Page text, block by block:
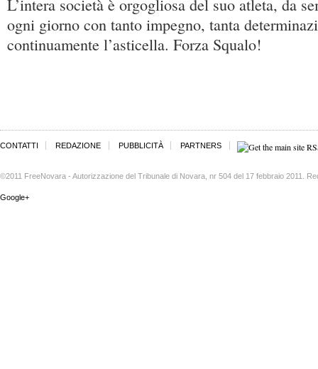
L’intera società è orgogliosa del suo atleta, da
ogni giorno con tanto impegno, tanta
continuamente l’asticella. Forza Squalo!
CONTATTI REDAZIONE PUBBLICITÀ PARTNERS
©2011 FreeNovara - Autorizzazione del Tribunale di Novara, nr 504 del 17 febbraio 2011.
Google+